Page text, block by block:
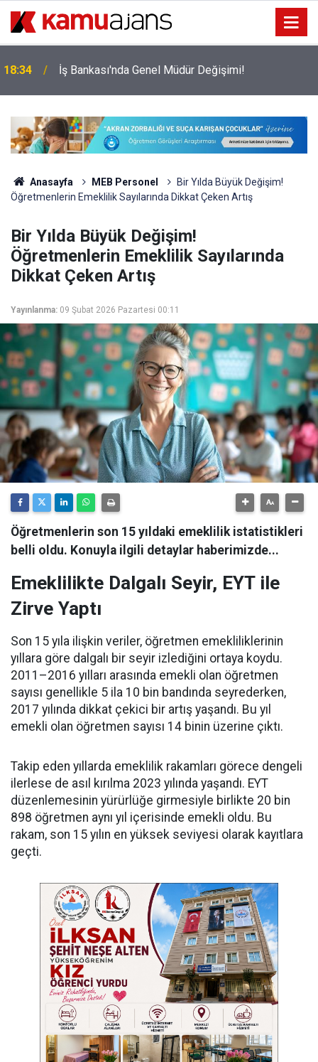
18:34 İş Bankası'nda Genel Müdür Değişimi!
Anasayfa MEB Personel
Bir Yılda Büyük Değişim!
Öğretmenlerin Emeklilik Sayılarında Dikkat Çeken Artış
Bir Yılda Büyük Değişim!
Öğretmenlerin Emeklilik Sayılarında
Dikkat Çeken Artış
Yayınlanma: 09 Şubat 2026 Pazartesi 00:11
Öğretmenlerin son 15 yıldaki emeklilik istatistikleri
belli oldu. Konuyla ilgili detaylar haberimizde...
Emeklilikte Dalgalı Seyir, EYT ile
Zirve Yaptı
Son 15 yıla ilişkin veriler, öğretmen emekliliklerinin
yıllara göre dalgalı bir seyir izlediğini ortaya koydu.
2011–2016 yılları arasında emekli olan öğretmen
sayısı genellikle 5 ila 10 bin bandında seyrederken,
2017 yılında dikkat çekici bir artış yaşandı. Bu yıl
emekli olan öğretmen sayısı 14 binin üzerine çıktı.
Takip eden yıllarda emeklilik rakamları görece dengeli
ilerlese de asıl kırılma 2023 yılında yaşandı. EYT
düzenlemesinin yürürlüğe girmesiyle birlikte 20 bin
898 öğretmen aynı yıl içerisinde emekli oldu. Bu
rakam, son 15 yılın en yüksek seviyesi olarak kayıtlara
geçti.